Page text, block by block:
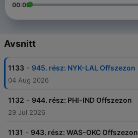
00:00
Avsnitt
1133 - 945. rész: NYK-LAL Offszezon
04 Aug 2026
1132 - 944. rész: PHI-IND Offszezon
29 Jul 2026
1131 - 943. rész: WAS-OKC Offszezon